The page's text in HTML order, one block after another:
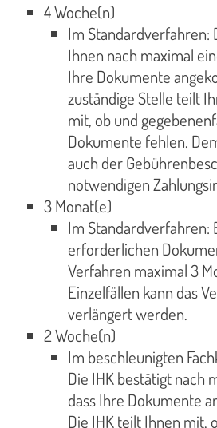
4 Woche(n)
Im Standardverfahren:
Ihnen nach maximal
Ihre Dokumente
zuständige Stelle teilt
mit, ob und
Dokumente fehlen.
auch der
notwendigen
3 Monat(e)
Im Standardverfahren:
erforderlichen
Verfahren maximal 3
Einzelfällen kann das
verlängert werden.
2 Woche(n)
Im beschleunigten
Die IHK bestätigt nach
dass Ihre Dokumente
Die IHK teilt Ihnen mit,